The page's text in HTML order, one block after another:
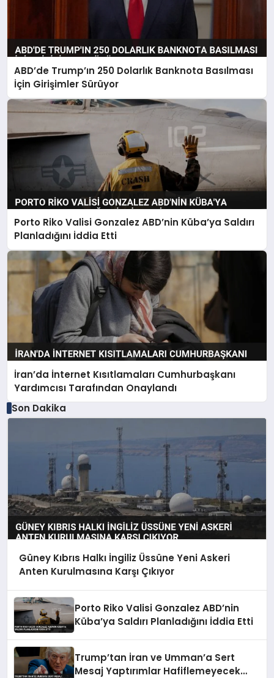
ABD’de Trump’ın 250 Dolarlık Banknota Basılması
İçin Girişimler Sürüyor
Porto Riko Valisi Gonzalez ABD’nin Küba’ya Saldırı
Planladığını İddia Etti
İran’da İnternet Kısıtlamaları Cumhurbaşkanı
Yardımcısı Tarafından Onaylandı
Son Dakika
Güney Kıbrıs Halkı İngiliz Üssüne Yeni Askeri
Anten Kurulmasına Karşı Çıkıyor
Porto Riko Valisi Gonzalez ABD’nin
Küba’ya Saldırı Planladığını İddia Etti
Trump’tan İran ve Umman’a Sert
Mesaj Yaptırımlar Hafiflemeyecek